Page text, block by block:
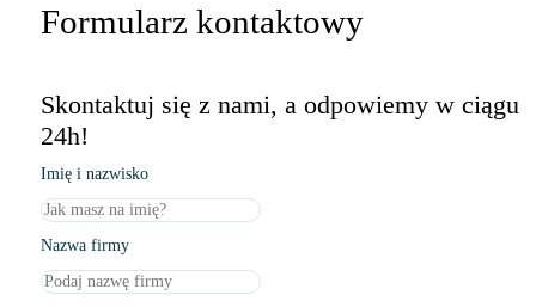
Formularz kontaktowy
Skontaktuj się z nami, a odpowiemy w ciągu
24h!
Imię i nazwisko
Nazwa firmy